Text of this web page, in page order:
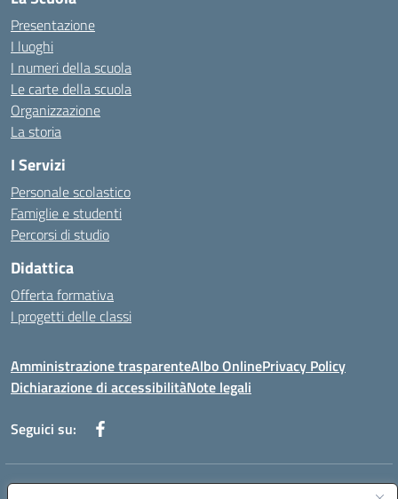
Presentazione
I luoghi
I numeri della scuola
Le carte della scuola
Organizzazione
La storia
I Servizi
Personale scolastico
Famiglie e studenti
Percorsi di studio
Didattica
Offerta formativa
I progetti delle classi
Amministrazione trasparenteAlbo OnlinePrivacy Policy
Dichiarazione di accessibilitàNote legali
Seguici su:
Indirizzo: